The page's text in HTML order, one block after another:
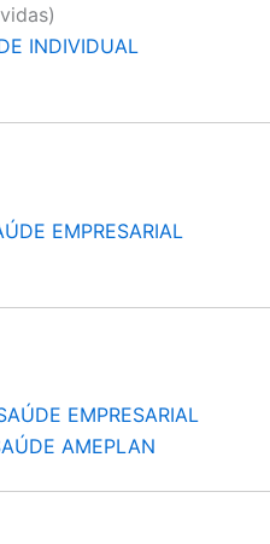
INDIVIDUAL
EMPRESARIAL
EMPRESARIAL
AMEPLAN